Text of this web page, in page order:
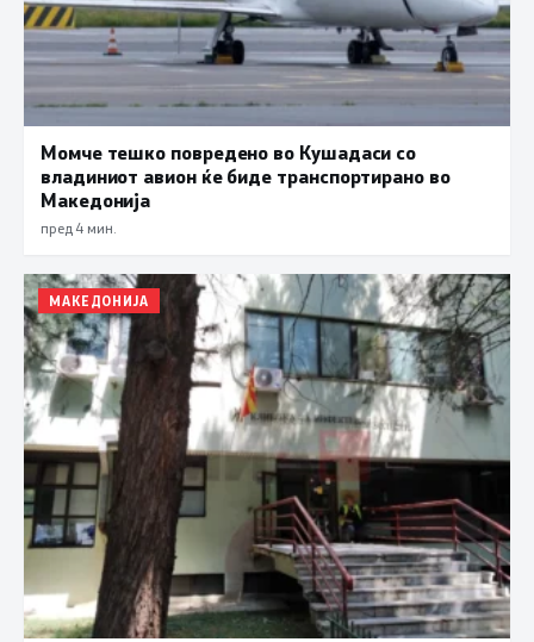
Момче тешко повредено во Кушадаси со
владиниот авион ќе биде транспортирано во
Македонија
пред 4 мин.
МАКЕДОНИЈА